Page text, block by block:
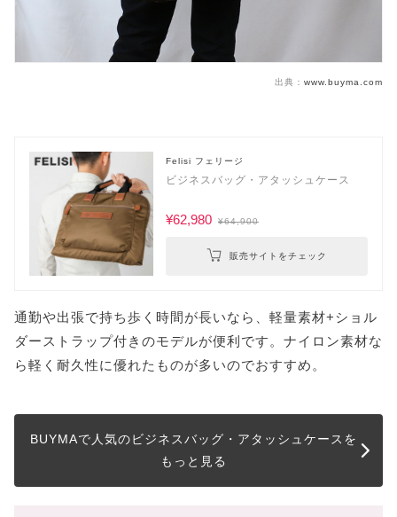
出典： www.buyma.com
Felisi フェリージ
ビジネスバッグ・アタッシュケース
¥62,980 ¥64,900
販売サイトをチェック
通勤や出張で持ち歩く時間が長いなら、軽量素材+ショル
ダーストラップ付きのモデルが便利です。ナイロン素材な
ら軽く耐久性に優れたものが多いのでおすすめ。
BUYMAで人気のビジネスバッグ・アタッシュケースを
もっと見る